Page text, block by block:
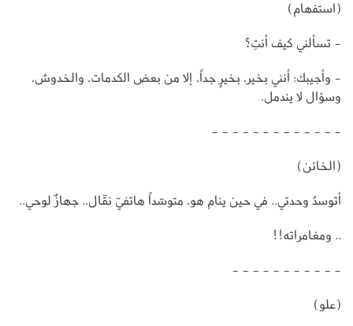
(استفهام)
- تسألني كيف أنتِ؟
- وأجيبك: أنني بخير، بخيرٍ جداً، إلا من بعض الكدمات، والخدوش،
وسؤال لا يندمل.
- - - - - - - - - - - - -
(الخائن)
أتوسدُ وحدتي.. في حين ينام هو، متوسّداً هاتفيّ نقّال.. جهازٌ لوحي..
.. ومغامراته!!
- - - - - - - - - - -
(علو)